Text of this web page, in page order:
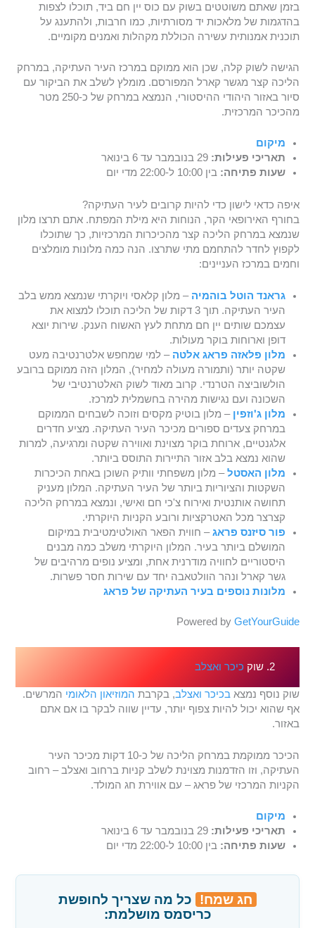
בזמן שאתם משוטטים בשוק עם כוס יין חם ביד, תוכלו לצפות
בהדגמות של מלאכות יד מסורתיות, כמו חרבות, ולהתענג על
תוכנית אמנותית עשירה הכוללת מקהלות ואמנים מקומיים.
הגישה לשוק קלה, שכן הוא ממוקם במרכז העיר העתיקה, במרחק
הליכה קצר מגשר קארל המפורסם. מומלץ לשלב את הביקור עם
סיור באזור היהודי ההיסטורי, הנמצא במרחק של כ-250 מטר
מהכיכר המרכזית.
מיקום
תאריכי פעילות: 29 בנובמבר עד 6 בינואר
שעות פתיחה: בין 10:00 ל-22:00 מדי יום
איפה כדאי לישון כדי להיות קרובים לעיר העתיקה?
בחורף האירופאי הקר, הנוחות היא מילת המפתח. אתם תרצו מלון
שנמצא במרחק הליכה קצר מהכיכרות המרכזיות, כך שתוכלו
לקפוץ לחדר להתחמם מתי שתרצו. הנה כמה מלונות מומלצים
וחמים במרכז העניינים:
גראנד הוטל בוהמיה – מלון קלאסי ויוקרתי שנמצא ממש בלב
העיר העתיקה. תוך 3 דקות של הליכה תוכלו למצוא את
עצמכם שותים יין חם מתחת לעץ האשוח הענק. שירות יוצא
דופן וארוחות בוקר מעולות.
מלון פלאזה פראג אלטה – למי שמחפש אלטרנטיבה מעט
שקטה יותר (ותמורה מעולה למחיר), המלון הזה ממוקם ברובע
הולשוביצה הטרנדי. קרוב מאוד לשוק האלטרנטיבי של
השכונה ועם נגישות מהירה בחשמלית למרכז.
מלון ג'וזפין – מלון בוטיק מקסים וזוכה לשבחים הממוקם
במרחק צעדים ספורים מכיכר העיר העתיקה. מציע חדרים
אלגנטיים, ארוחת בוקר מצוינת ואווירה שקטה ומרגיעה, למרות
שהוא נמצא בלב אזור התיירות התוסס ביותר.
מלון האסטל– מלון משפחתי וותיק השוכן באחת הכיכרות
השקטות והציוריות ביותר של העיר העתיקה. המלון מעניק
תחושה אותנטית ואירוח צ'כי חם ואישי, ונמצא במרחק הליכה
קצרצר מכל האטרקציות ורובע הקניות היוקרתי.
פור סיזנס פראג – חווית הפאר האולטימטיבית במיקום
המושלם ביותר בעיר. המלון היוקרתי משלב כמה מבנים
היסטוריים לחוויה מודרנית אחת, ומציע נופים מרהיבים של
גשר קארל ונהר הוולטאבה יחד עם שירות חסר פשרות.
מלונות נוספים בעיר העתיקה של פראג
Powered by GetYourGuide
2. שוק כיכר ואצלב
שוק נוסף נמצא בכיכר ואצלב, בקרבת המוזיאון הלאומי המרשים.
אף שהוא יכול להיות צפוף יותר, עדיין שווה לבקר בו אם אתם
באזור.
הכיכר ממוקמת במרחק הליכה של כ-10 דקות מכיכר העיר
העתיקה, וזו הזדמנות מצוינת לשלב קניות ברחוב ואצלב – רחוב
הקניות המרכזי של פראג – עם אווירת חג המולד.
מיקום
תאריכי פעילות: 29 בנובמבר עד 6 בינואר
שעות פתיחה: בין 10:00 ל-22:00 מדי יום
חג שמח!
כל מה שצריך לחופשת
כריסמס מושלמת: